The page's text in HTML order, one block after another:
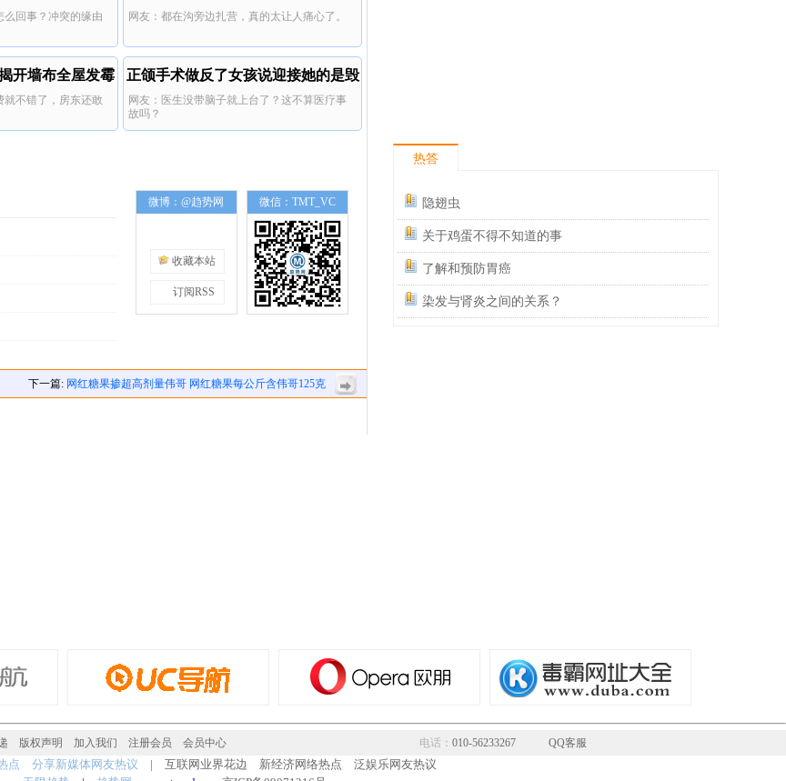
么回事？冲突的缘由
网友：都在沟旁边扎营，真的太让人痛心了。
开墙布全屋发霉
就不错了，房东还敢
正颌手术做反了女孩说迎接她的是毁
网友：医生没带脑子就上台了？这不算医疗事
故吗？
微博：@趋势网
收藏本站
订阅RSS
微信：TMT_VC
下一篇: 网红糖果掺超高剂量伟哥 网红糖果每公斤含伟哥125克
热答
隐翅虫
关于鸡蛋不得不知道的事
了解和预防胃癌
染发与肾炎之间的关系？
版权声明 加入我们 注册会员 会员中心 电话： 010-56233267 QQ客服
点 分享新媒体网友热议 | 互联网业界花边 新经济网络热点 泛娱乐网友热议